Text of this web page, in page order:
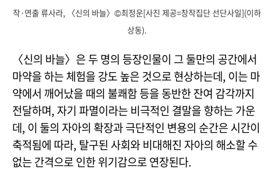
작·연출 류사라, 〈신의 바늘〉©최정운[사진 제공=창작집단 선단사일](이하
상동).
〈신의 바늘〉은 두 명의 등장인물이 그 둘만의 공간에서
마약을 하는 체험을 강도 높은 것으로 현상하는데, 이는 마
약에서 깨어났을 때의 불쾌함 등을 동반한 잔여 감각까지
전달하며, 자기 파멸이라는 비극적인 결말을 향하는 가운
데, 이 둘의 자아의 확장과 극단적인 변용의 순간은 시간이
축적됨에 따라, 탈구된 사회와 비대해진 자아의 해소할 수
없는 간격으로 인한 위기감으로 연장된다.